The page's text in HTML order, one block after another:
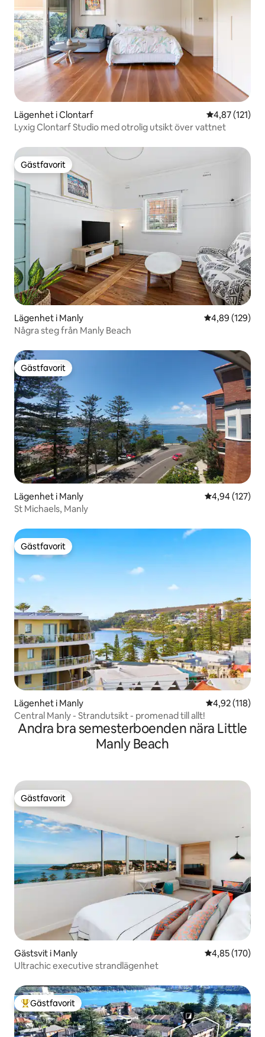
Lägenhet i Clontarf 4,87 av 5 i
4,87 (121)
Lyxig Clontarf Studio med otrolig utsikt över vattnet
Gästfavorit
Gästfavorit
Lägenhet i Manly 4,89 av 5 i
4,89 (129)
Några steg från Manly Beach
Gästfavorit
Gästfavorit
Lägenhet i Manly 4,94 av 5 i
4,94 (127)
St Michaels, Manly
Gästfavorit
Gästfavorit
Lägenhet i Manly 4,92 av 5 i
4,92 (118)
Central Manly - Strandutsikt - promenad till allt!
Andra bra semesterboenden nära Little
Manly Beach
Gästfavorit
Gästfavorit
Gästsvit i Manly 4,85 av 5 i
4,85 (170)
Ultrachic executive strandlägenhet
Populär gästfavorit
Gästfavorit